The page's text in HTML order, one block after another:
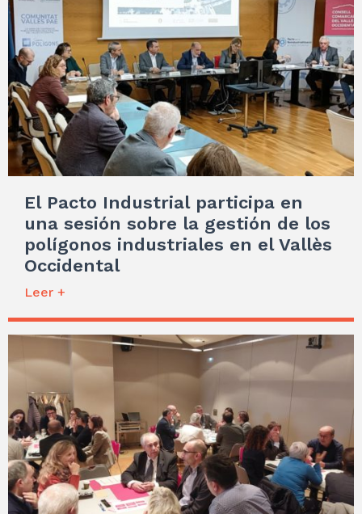
El Pacto Industrial participa en
una sesión sobre la gestión de los
polígonos industriales en el Vallès
Occidental
Leer +